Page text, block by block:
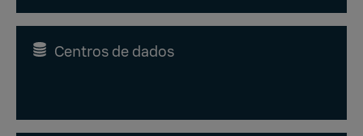
Centros de dados